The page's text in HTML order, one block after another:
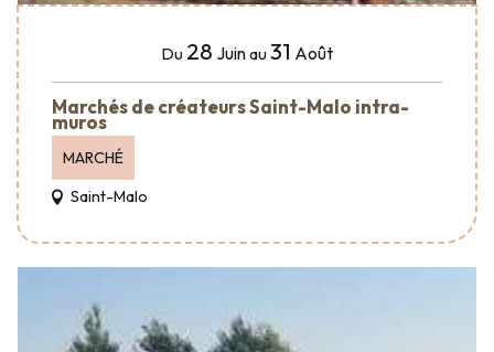
Du 28 Juinau 31 Août
Marchés de créateurs Saint-Malo intra-
muros
MARCHÉ
Saint-Malo